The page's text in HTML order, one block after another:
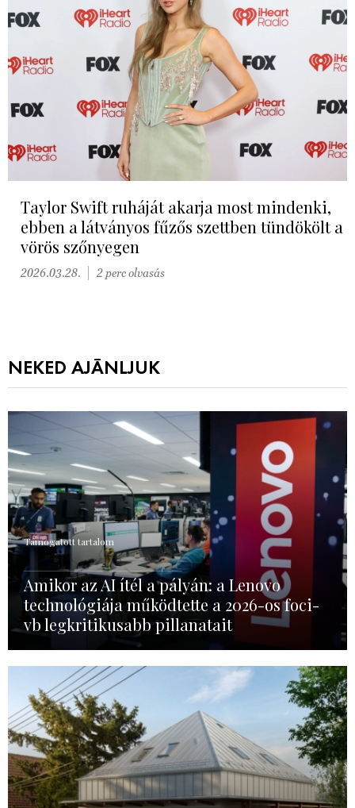
Taylor Swift ruháját akarja most mindenki,
ebben a látványos fűzős szettben tündökölt a
vörös szőnyegen
2026.03.28. 2 perc olvasás
NEKED AJÁNLJUK
Támogatott tartalom
Amikor az AI ítél a pályán: a Lenovo
technológiája működtette a 2026-os foci-
vb legkritikusabb pillanatait